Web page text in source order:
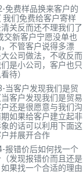
免费样品换来客户的
我们免费给客户寄样
关反而还不理我们了
交新客户宁愿没单也
不管客户说得多漂
公司做法，不收反而
是小公司，客户也只
待）
当客户发现我们是贸
客户发现我们是贸易
还是很愿意与我们沟
如果给客户建立起非
的话可以利用下面这
并展开合作
报错价后如何找一个
发现报错价而且还是
果找一个合适的理由